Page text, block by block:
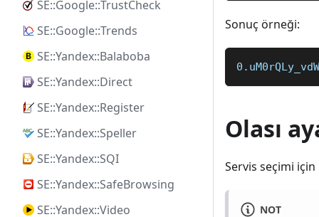
SE::Google::TrustCheck
SE::Google::Trends
SE::Yandex::Balaboba
SE::Yandex::Direct
SE::Yandex::Register
SE::Yandex::Speller
SE::Yandex::SQI
SE::Yandex::SafeBrowsing
SE::Yandex::Video
Sonuç örneği:
Olası
Servis seçimi için
NOT